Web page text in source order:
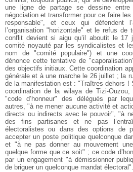
une ligne de partage se dessine
négociation et transformer pour ce faire
responsable", et ceux qui défendent
l’organisation "horizontale" et le refus
conflit devient si aigu qu’il aboutit le
comité noyauté par les syndicalistes et
nom de "comité populaire") et une
dénonce cette tentative de
des objectifs initiaux. Cette coordination
générale et à une marche le 26 juillet ; la
de la manifestation est : "Traîtres dehors !
coordination de la wilaya de Tizi-
"code d’honneur" des délégués par
autres, "à ne mener aucune activité et
directs ou indirects avec le pouvoir", "à
des fins partisanes et ne pas
électoralistes ou dans des options de
accepter un poste politique quelconque
et "à ne pas donner au mouvement
quelque forme que ce soit" ; ce code
par un engagement "à démissionner
de briguer un quelconque mandat électoral".